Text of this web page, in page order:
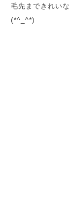
毛先まできれい
(*^_^*)